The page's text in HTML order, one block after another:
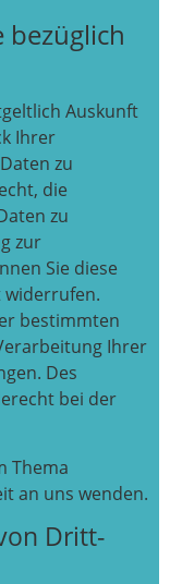
bezüglich
Auskunft
Ihrer
zu
die
zu
zur
Sie diese
widerrufen.
bestimmten
Ihrer
Des
bei der
Thema
an uns wenden.
Dritt­